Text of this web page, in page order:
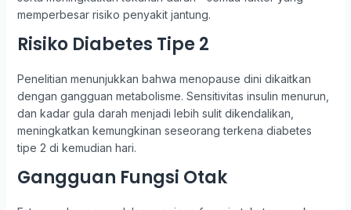
memperbesar risiko penyakit jantung.
Risiko Diabetes Tipe 2
Penelitian menunjukkan bahwa menopause dini dikaitkan
dengan gangguan metabolisme. Sensitivitas insulin menurun,
dan kadar gula darah menjadi lebih sulit dikendalikan,
meningkatkan kemungkinan seseorang terkena diabetes
tipe 2 di kemudian hari.
Gangguan Fungsi Otak